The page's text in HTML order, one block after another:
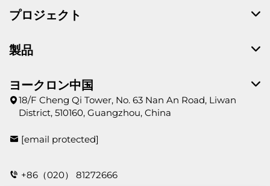
プロジェクト
製品
ヨークロン中国
18/F Cheng Qi Tower, No. 63 Nan An Road, Liwan
District, 510160, Guangzhou, China
[email protected]
+86（020） 81272666